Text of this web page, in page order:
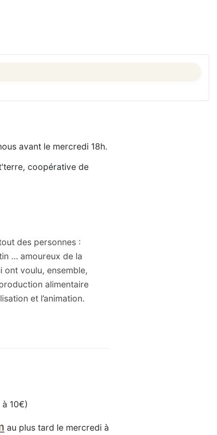
avant le mercredi 18h.
coopérative de
des personnes :
… amoureux de la
ont voulu, ensemble,
alimentaire
et l’animation.
10€)
au plus tard le mercredi à